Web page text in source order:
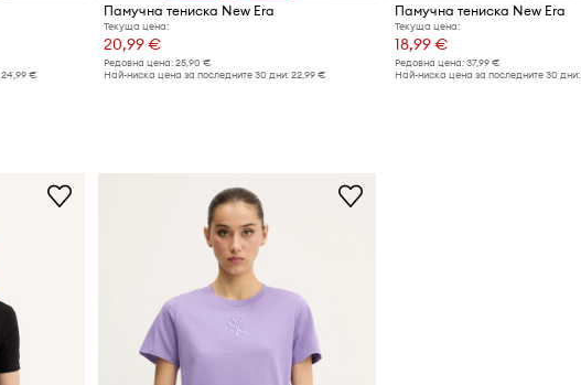
24,99 €
Памучна тениска New Era
Текуща цена:
20,99 €
Редовна цена: 25,90 €
Най-ниска цена за последните 30 дни: 22,99 €
Памучна тениска New Era
Текуща цена:
18,99 €
Редовна цена: 37,99 €
Най-ниска цена за последните 30 дни: